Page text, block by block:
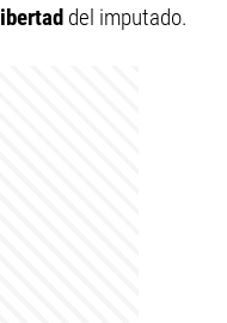
del imputado.